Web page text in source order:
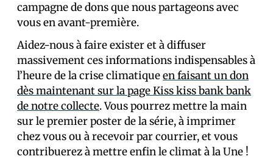
campagne de dons que nous partageons avec
vous en avant-première.
Aidez-nous à faire exister et à diffuser
massivement ces informations indispensables à
l’heure de la crise climatiqueen faisant un don
dès maintenant sur la page Kiss kiss bank bank
de notre collecte. Vous pourrez mettre la main
sur le premier poster de la série, à imprimer
chez vous ou à recevoir par courrier, et vous
contribuerez à mettre enfin le climat à la Une !